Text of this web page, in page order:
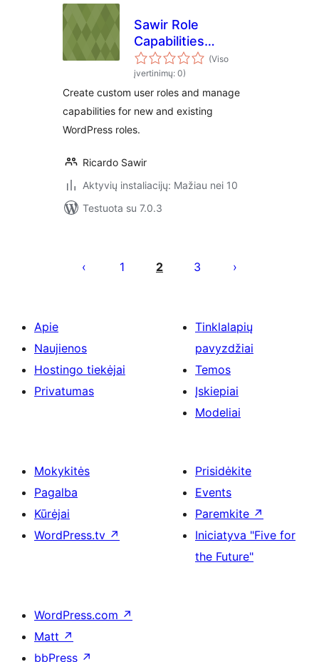
Sawir Role
Capabilities
Manager
(Viso
įvertinimų: 0)
Create custom user roles and manage
capabilities for new and existing
WordPress roles.
Ricardo Sawir
Aktyvių instaliacijų: Mažiau nei 10
Testuota su 7.0.3
puslapiavimas
1 2 3
Apie
Naujienos
Hostingo tiekėjai
Privatumas
Tinklalapių
pavyzdžiai
Temos
Įskiepiai
Modeliai
Mokykitės
Pagalba
Kūrėjai
WordPress.tv ↗
Prisidėkite
Events
Paremkite ↗
Iniciatyva "Five for
the Future"
WordPress.com ↗
Matt ↗
bbPress ↗